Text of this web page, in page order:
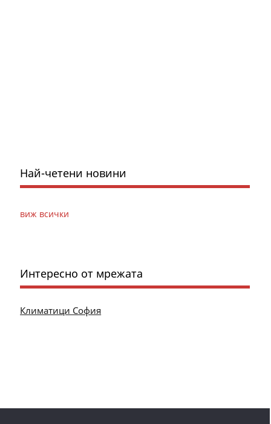
Най-четени новини
виж всички
Интересно от мрежата
Климатици София